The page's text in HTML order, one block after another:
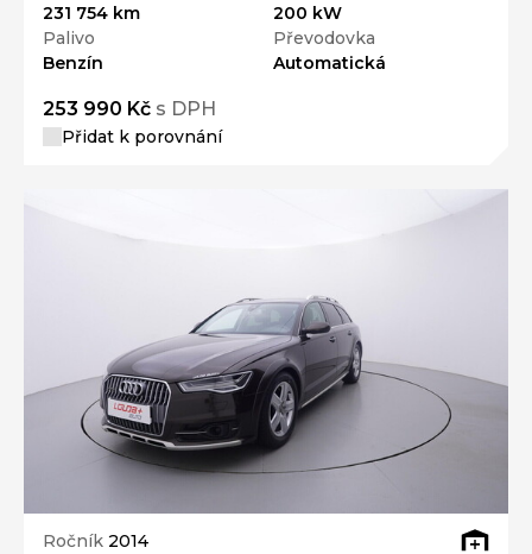
231 754 km
200 kW
Palivo
Benzín
Převodovka
Automatická
253 990 Kč s DPH
Přidat k porovnání
Ročník 2014